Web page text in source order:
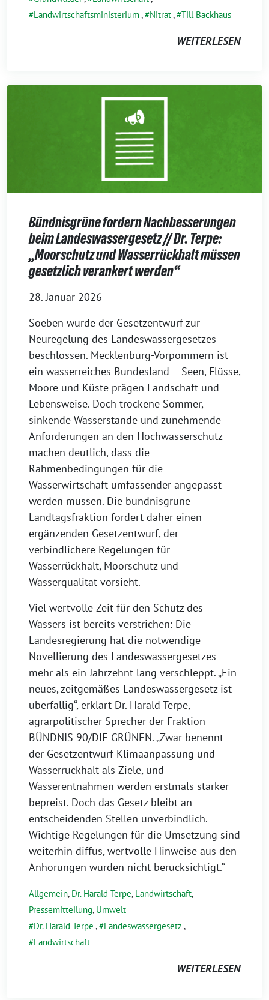
Landwirtschaftsministerium, Nitrat, Till Backhaus
WEITERLESEN
Bündnisgrüne fordern Nachbesserungen
beim Landeswassergesetz // Dr. Terpe:
„Moorschutz und Wasserrückhalt müssen
gesetzlich verankert werden“
28. Januar 2026
Soeben wurde der Gesetzentwurf zur
Neuregelung des Landeswassergesetzes
beschlossen. Mecklenburg-Vorpommern ist
ein wasserreiches Bundesland – Seen, Flüsse,
Moore und Küste prägen Landschaft und
Lebensweise. Doch trockene Sommer,
sinkende Wasserstände und zunehmende
Anforderungen an den Hochwasserschutz
machen deutlich, dass die
Rahmenbedingungen für die
Wasserwirtschaft umfassender angepasst
werden müssen. Die bündnisgrüne
Landtagsfraktion fordert daher einen
ergänzenden Gesetzentwurf, der
verbindlichere Regelungen für
Wasserrückhalt, Moorschutz und
Wasserqualität vorsieht.
Viel wertvolle Zeit für den Schutz des
Wassers ist bereits verstrichen: Die
Landesregierung hat die notwendige
Novellierung des Landeswassergesetzes
mehr als ein Jahrzehnt lang verschleppt. „Ein
neues, zeitgemäßes Landeswassergesetz ist
überfällig“, erklärt Dr. Harald Terpe,
agrarpolitischer Sprecher der Fraktion
BÜNDNIS 90/DIE GRÜNEN. „Zwar benennt
der Gesetzentwurf Klimaanpassung und
Wasserrückhalt als Ziele, und
Wasserentnahmen werden erstmals stärker
bepreist. Doch das Gesetz bleibt an
entscheidenden Stellen unverbindlich.
Wichtige Regelungen für die Umsetzung sind
weiterhin diffus, wertvolle Hinweise aus den
Anhörungen wurden nicht berücksichtigt.“
Allgemein, Dr. Harald Terpe, Landwirtschaft,
Pressemitteilung, Umwelt
Dr. Harald Terpe , Landeswassergesetz ,
Landwirtschaft
WEITERLESEN